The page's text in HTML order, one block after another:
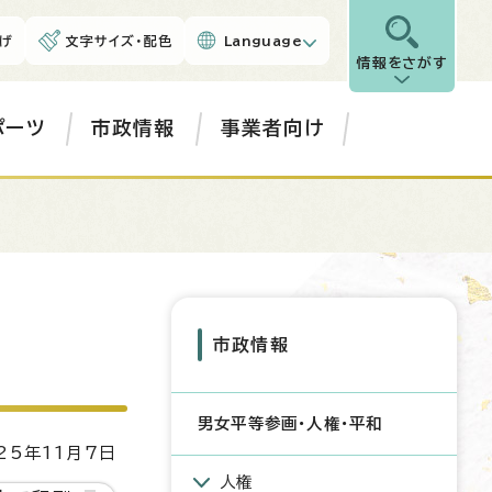
文字サイズ・配色 Language
情報をさがす
ーツ 市政情報 事業者向け
年11月7日
市政情報
男女平等参画・人権・平和
人権